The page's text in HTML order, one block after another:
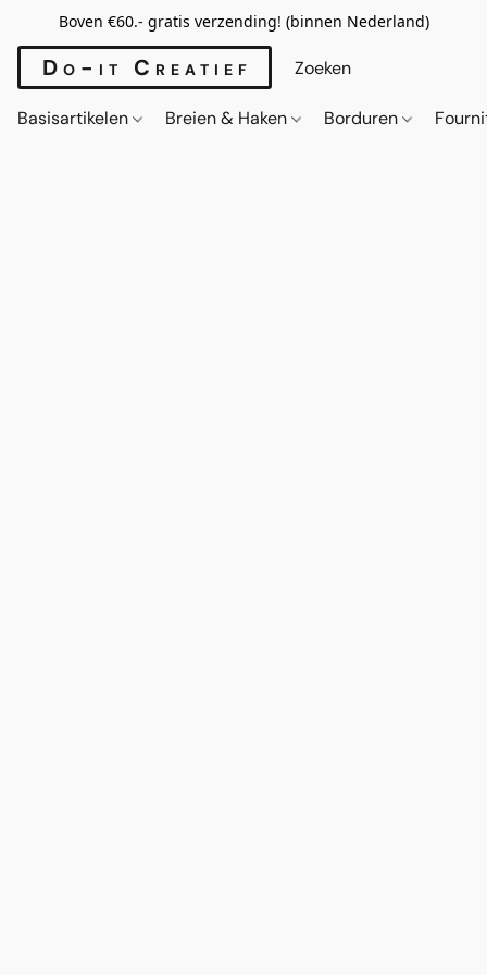
Boven €60.- gratis verzending! (binnen Nederland)
Do-it Creatief
Basisartikelen Breien & Haken Borduren